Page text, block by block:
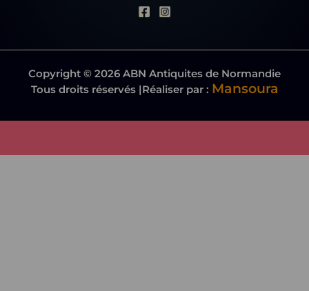
Copyright © 2026 ABN Antiquites de Normandie
Tous droits réservés |Réaliser par : Mansoura